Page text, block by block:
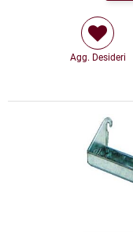
Agg. Desideri